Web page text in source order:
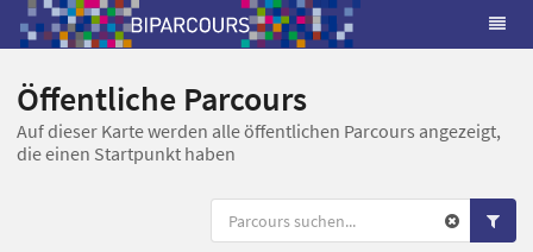
Öffentliche Parcours
Auf dieser Karte werden alle öffentlichen Parcours angezeigt,
die einen Startpunkt haben